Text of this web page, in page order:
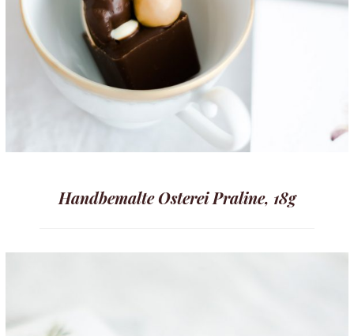
Handbemalte Osterei Praline, 18g